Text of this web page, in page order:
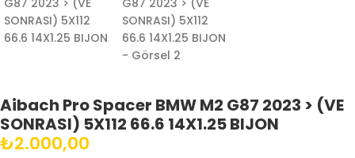
Aibach Pro Spacer BMW M2 G87 2023 > (VE
SONRASI) 5X112 66.6 14X1.25 BIJON
₺2.000,00